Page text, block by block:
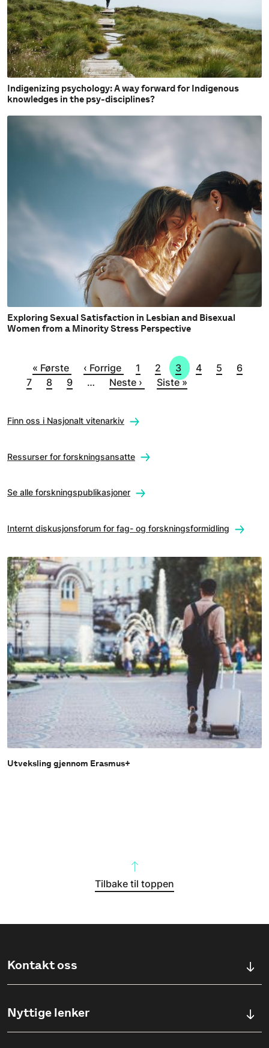
Indigenizing psychology: A way forward for Indigenous
knowledges in the psy-disciplines?
Exploring Sexual Satisfaction in Lesbian and Bisexual
Women from a Minority Stress Perspective
SiderFørste side
« Første Forrige side
‹ Forrige Side
1 Side
2 Side
3 Side
4 Side
5 Side
6
7
Side
8 Side
9 … Neste side
Neste › Siste side
Siste »
Finn oss i Nasjonalt vitenarkiv
Ressurser for forskningsansatte
Se alle forskningspublikasjoner
Internt diskusjonsforum for fag- og forskningsformidling
Utveksling gjennom Erasmus+
Tilbake til toppen
Kontakt oss
Ullevålsveien 76, 0454 OSLO
Nyttige lenker